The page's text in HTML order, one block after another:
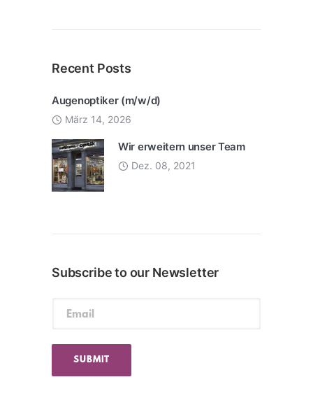
Recent Posts
Augenoptiker (m/w/d)
März 14, 2026
Wir erweitern unser Team
Dez. 08, 2021
Subscribe to our Newsletter